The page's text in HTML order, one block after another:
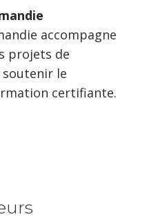
accompagne
projets de
le
certifiante.